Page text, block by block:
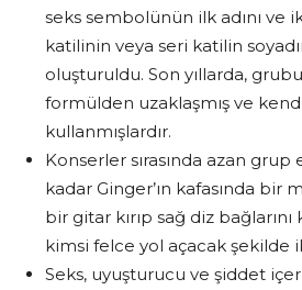
seks sembolünün ilk adını ve
katilinin veya seri katilin
oluşturuldu. Son yıllarda,
formülden uzaklaşmış ve kendi
kullanmışlardır.
Konserler sırasında azan
kadar Ginger’ın kafasında bir
bir gitar kırıp sağ diz
kimsi felce yol açacak şekilde
Seks, uyuşturucu ve şiddet